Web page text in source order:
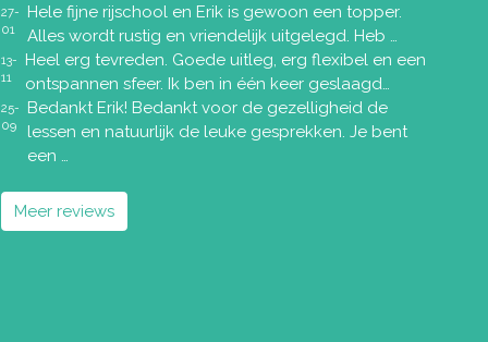
27-
01
Hele fijne rijschool en Erik is gewoon een topper.
Alles wordt rustig en vriendelijk uitgelegd. Heb …
13-
11
Heel erg tevreden. Goede uitleg, erg flexibel en een
ontspannen sfeer. Ik ben in één keer geslaagd…
25-
09
Bedankt Erik! Bedankt voor de gezelligheid de
lessen en natuurlijk de leuke gesprekken. Je bent
een …
Meer reviews